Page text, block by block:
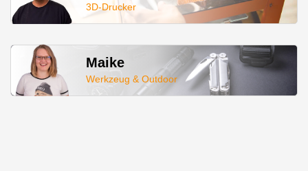
3D-Drucker
Maike
Werkzeug & Outdoor